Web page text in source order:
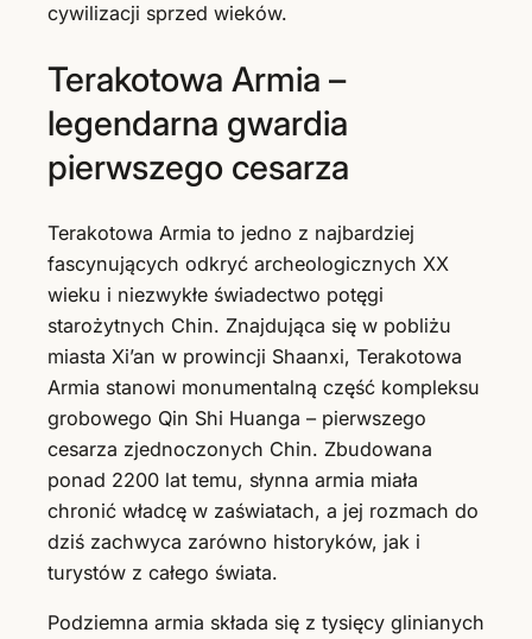
cywilizacji sprzed wieków.
Terakotowa Armia –
legendarna gwardia
pierwszego cesarza
Terakotowa Armia to jedno z najbardziej
fascynujących odkryć archeologicznych XX
wieku i niezwykłe świadectwo potęgi
starożytnych Chin. Znajdująca się w pobliżu
miasta Xi’an w prowincji Shaanxi, Terakotowa
Armia stanowi monumentalną część kompleksu
grobowego Qin Shi Huanga – pierwszego
cesarza zjednoczonych Chin. Zbudowana
ponad 2200 lat temu, słynna armia miała
chronić władcę w zaświatach, a jej rozmach do
dziś zachwyca zarówno historyków, jak i
turystów z całego świata.
Podziemna armia składa się z tysięcy glinianych